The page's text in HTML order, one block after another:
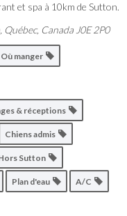
et spa à 10km de Sutton.
Québec, Canada J0E 2P0
Où manger
& réceptions
Chiens admis
Sutton
Plan d'eau A/C